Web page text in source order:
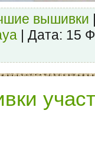
вышивки
| Дата: 15